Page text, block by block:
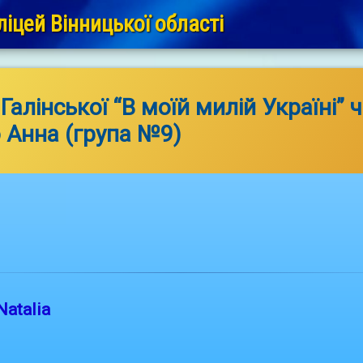
Вінницької області
“В моїй милій Україні”
Анна (група №9)